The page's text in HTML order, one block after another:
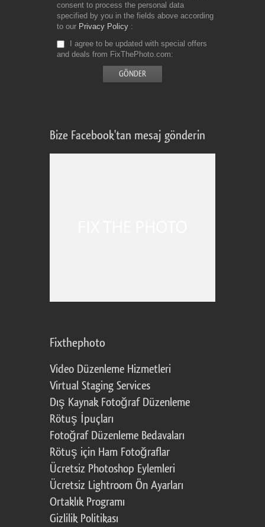
consent to process the personal data
specified by you in the fields above according
to our Privacy Policy
I agree to be updated with special offers
and deals from FixThePhoto.com
Bize Facebook'tan mesaj gönderin
Fixthephoto
Video Düzenleme Hizmetleri
Virtual Staging Services
Dış Kaynak Fotoğraf Düzenleme
Rötuş İpuçları
Fotoğraf Düzenleme Bedavaları
Rötuş için Ham Fotoğraflar
Ücretsiz Photoshop Eylemleri
Ücretsiz Lightroom Ön Ayarları
Ortaklık Programı
Gizlilik Politikası